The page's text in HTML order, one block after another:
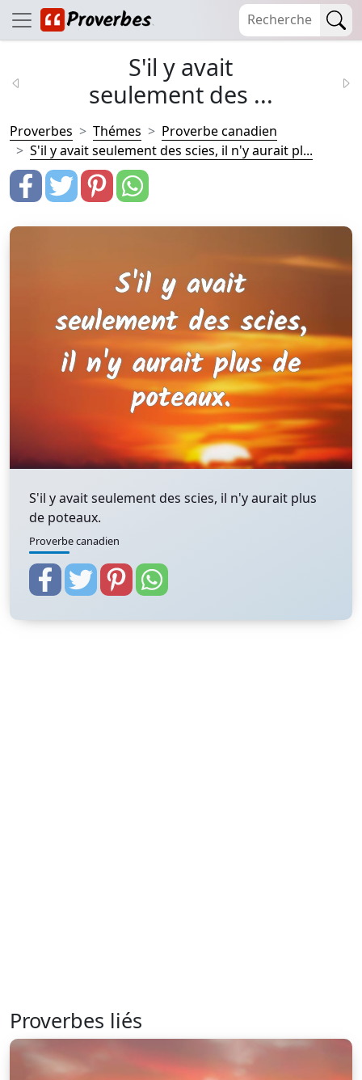
S'il y avait
seulement des ...
Proverbes Thémes
Proverbe canadien
S'il y avait seulement des scies, il n'y aurait pl...
S'il y avait seulement des scies, il n'y aurait plus
de poteaux.
Proverbe canadien
Proverbes liés